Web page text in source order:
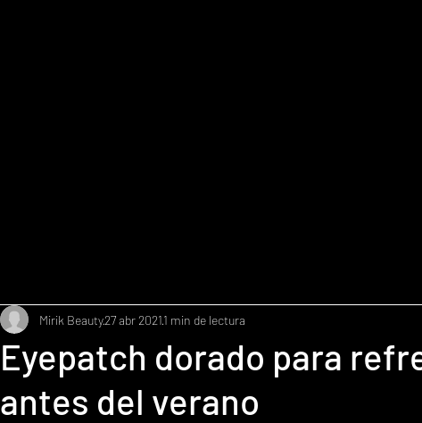
Eyepatch dorado para
antes del verano
Mirik Beauty27 abr 20211 min de lectura